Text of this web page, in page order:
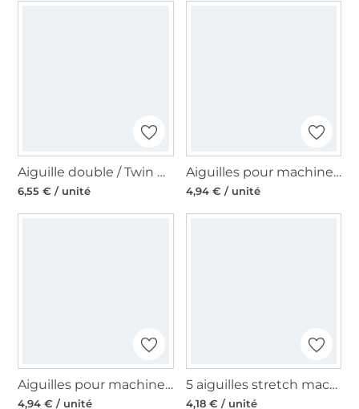
Aiguille double / Twin Needle 130/705, Stretch 75/4,0 mm
6,55 € / unité
Aiguilles pour machines à coudre 130/705, universelles 60
4,94 € / unité
Aiguilles pour machines à coudre 130/705, universelles 70-100
4,94 € / unité
5 aiguilles stretch machine à coudre Schmetz, 130/705 H-S, 75 - 90
4,18 € / unité